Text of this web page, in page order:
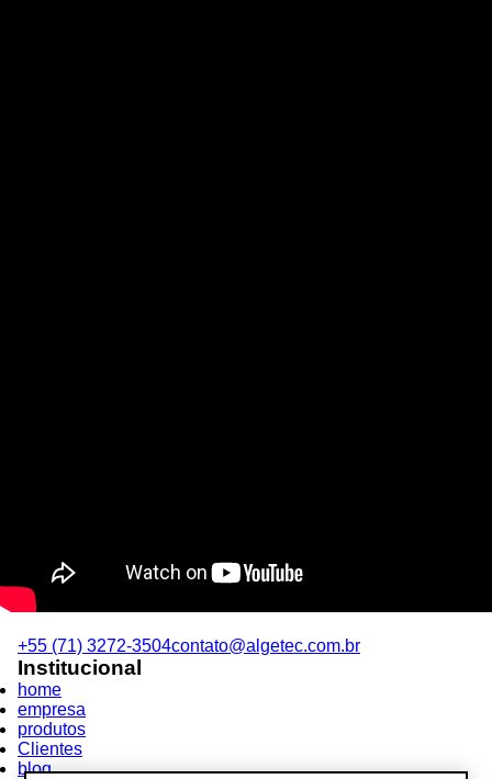
+55 (71) 3272-3504contato@algetec.com.br
Institucional
home
empresa
produtos
Clientes
blog